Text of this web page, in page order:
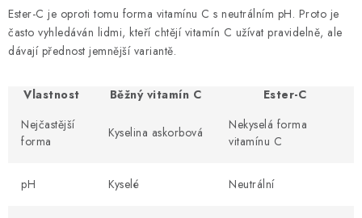
Ester-C je oproti tomu forma vitamínu C s neutrálním pH. Proto je
často vyhledáván lidmi, kteří chtějí vitamín C užívat pravidelně, ale
dávají přednost jemnější variantě.
Vlastnost Běžný vitamín C
Ester-C
Nejčastější
forma
Kyselina askorbová
Nekyselá forma
vitamínu C
pH Kyselé Neutrální